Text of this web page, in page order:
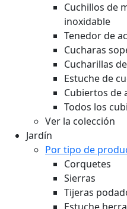
inoxidable
Tenedor de
Cucharas
Cucharillas
Estuche de
Cubiertos de
Todos los
Ver la colección
Jardín
Por tipo de
Corquetes
Sierras
Tijeras
Estuche